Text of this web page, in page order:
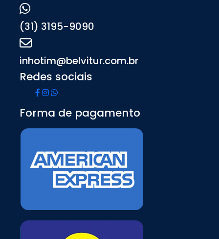
(31) 3195-9090
inhotim@belvitur.com.br
Redes sociais
Forma de pagamento